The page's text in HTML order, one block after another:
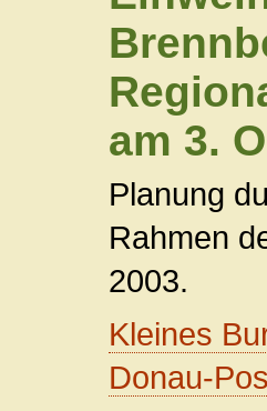
am 3.
Planung
Rahmen
2003.
Kleines
Donau-